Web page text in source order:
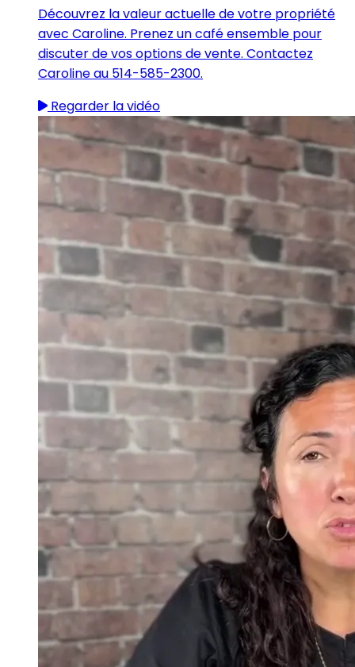
Découvrez la valeur actuelle de votre propriété
avec Caroline. Prenez un café ensemble pour
discuter de vos options de vente. Contactez
Caroline au 514-585-2300.
Regarder la vidéo